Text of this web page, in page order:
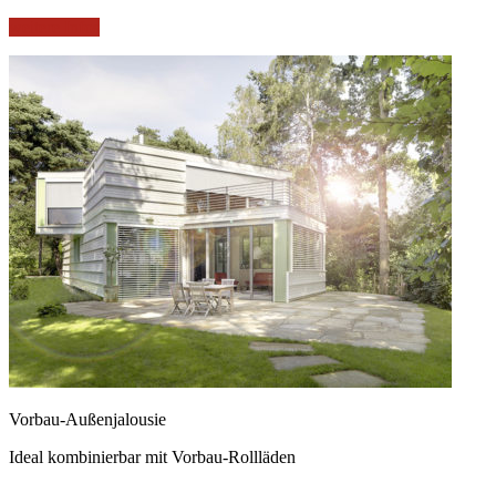
Vorbau-Außenjalousie
Ideal kombinierbar mit Vorbau-Rollläden